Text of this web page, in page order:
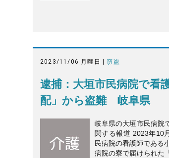
2023/11/06 月曜日 |窃盗
逮捕：大垣市民病院で看
配」から盗難 岐阜県
岐阜県の大垣市民病院
関する報道 2023年10
民病院の看護師である
病院の寮で届けられた